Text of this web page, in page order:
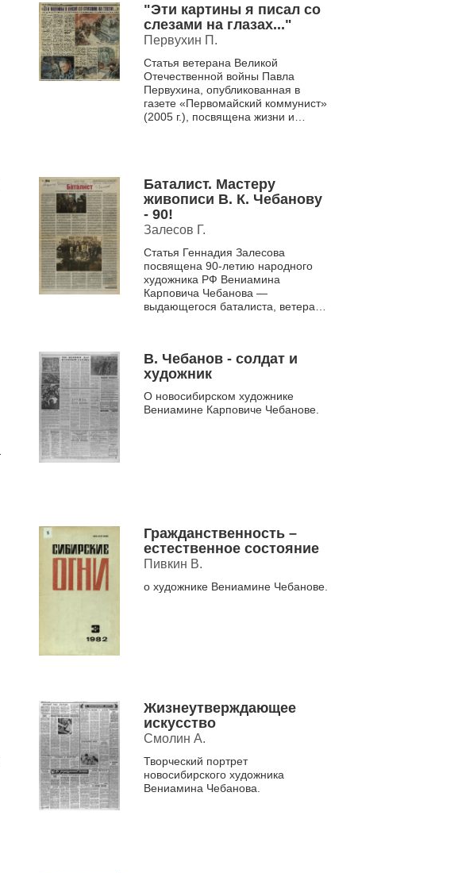
"Эти картины я писал со
слезами на глазах..."
Первухин П.
Статья ветерана Великой
Отечественной войны Павла
Первухина, опубликованная в
газете «Первомайский коммунист»
(2005 г.), посвящена жизни и
Баталист. Мастеру
живописи В. К. Чебанову
- 90!
Залесов Г.
Статья Геннадия Залесова
посвящена 90-летию народного
художника РФ Вениамина
Карповича Чебанова —
выдающегося баталиста, ветерана
В. Чебанов - солдат и
художник
О новосибирском художнике
Вениамине Карповиче Чебанове.
Гражданственность –
естественное состояние
Пивкин В.
о художнике Вениамине Чебанове.
Жизнеутверждающее
искусство
Смолин А.
Творческий портрет
новосибирского художника
Вениамина Чебанова.